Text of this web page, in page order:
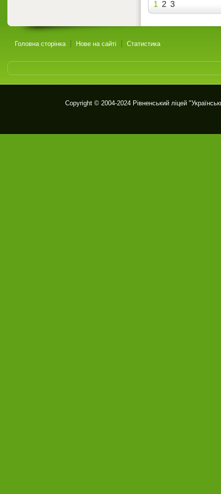
1 2 3
Головна сторінка Нове на сайті Статистика
Copyright © 2004-2024 Рівненський ліцей